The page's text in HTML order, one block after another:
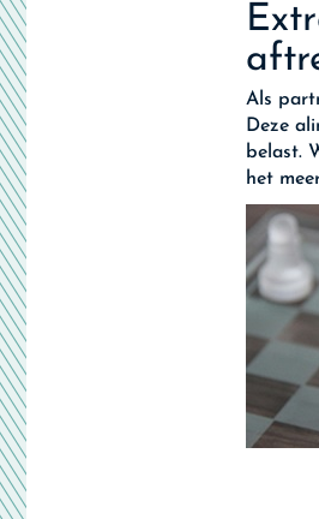
Als
Deze
belast.
het